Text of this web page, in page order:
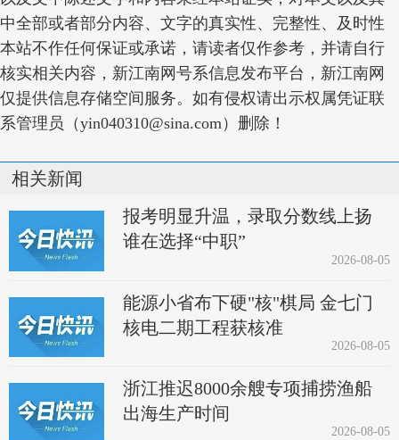
中全部或者部分内容、文字的真实性、完整性、及时性
本站不作任何保证或承诺，请读者仅作参考，并请自行
核实相关内容，新江南网号系信息发布平台，新江南网
仅提供信息存储空间服务。如有侵权请出示权属凭证联
系管理员（yin040310@sina.com）删除！
相关新闻
报考明显升温，录取分数线上扬
谁在选择“中职”
2026-08-05
能源小省布下硬"核"棋局 金七门
核电二期工程获核准
2026-08-05
浙江推迟8000余艘专项捕捞渔船
出海生产时间
2026-08-05